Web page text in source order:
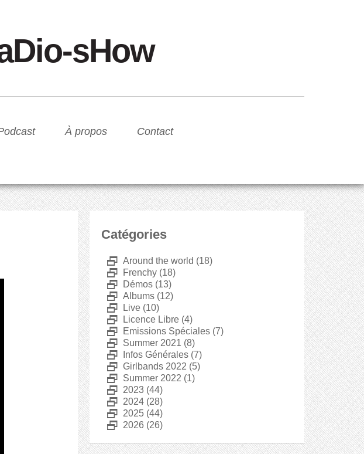
sHow
À propos Contact
Catégories
D Around the world (18)
D Frenchy (18)
D Démos (13)
D Albums (12)
D Live (10)
D Licence Libre (4)
D Emissions Spéciales (7)
D Summer 2021 (8)
D Infos Générales (7)
D Girlbands 2022 (5)
D Summer 2022 (1)
D 2023 (44)
D 2024 (28)
D 2025 (44)
D 2026 (26)